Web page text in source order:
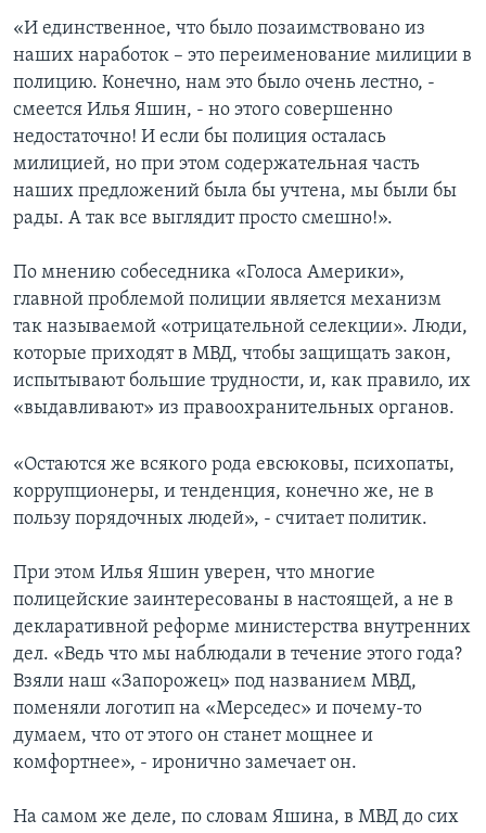
«И единственное, что было позаимствовано из
наших наработок – это переименование милиции в
полицию. Конечно, нам это было очень лестно, -
смеется Илья Яшин, - но этого совершенно
недостаточно! И если бы полиция осталась
милицией, но при этом содержательная часть
наших предложений была бы учтена, мы были бы
рады. А так все выглядит просто смешно!».
По мнению собеседника «Голоса Америки»,
главной проблемой полиции является механизм
так называемой «отрицательной селекции». Люди,
которые приходят в МВД, чтобы защищать закон,
испытывают большие трудности, и, как правило, их
«выдавливают» из правоохранительных органов.
«Остаются же всякого рода евсюковы, психопаты,
коррупционеры, и тенденция, конечно же, не в
пользу порядочных людей», - считает политик.
При этом Илья Яшин уверен, что многие
полицейские заинтересованы в настоящей, а не в
декларативной реформе министерства внутренних
дел. «Ведь что мы наблюдали в течение этого года?
Взяли наш «Запорожец» под названием МВД,
поменяли логотип на «Мерседес» и почему-то
думаем, что от этого он станет мощнее и
комфортнее», - иронично замечает он.
На самом же деле, по словам Яшина, в МВД до сих